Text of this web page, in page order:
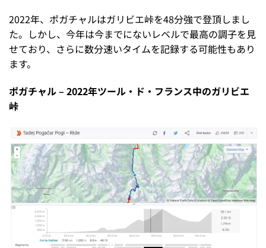
2022年、ポガチャルはガリビエ峠を48分強で登頂しまし
た。しかし、今年は今までにないレベルで最高の調子を見
せており、さらに数分速いタイムを記録する可能性もあり
ます。
ポガチャル – 2022年ツール・ド・フランス中のガリビエ
峠